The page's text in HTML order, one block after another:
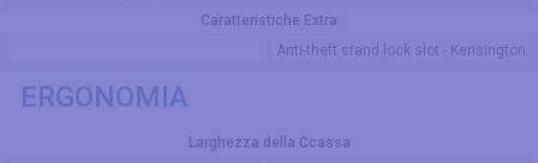
Caratteristiche Extra
Anti-theft stand lock slot - Kensington
ERGONOMIA
Larghezza della Ccassa